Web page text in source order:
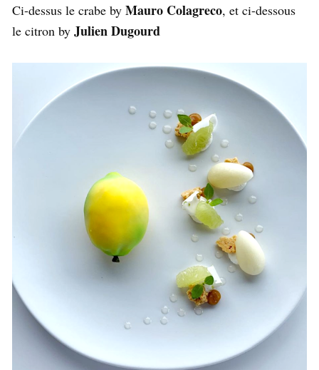
Ci-dessus le crabe by Mauro Colagreco, et ci-dessous
le citron by Julien Dugourd